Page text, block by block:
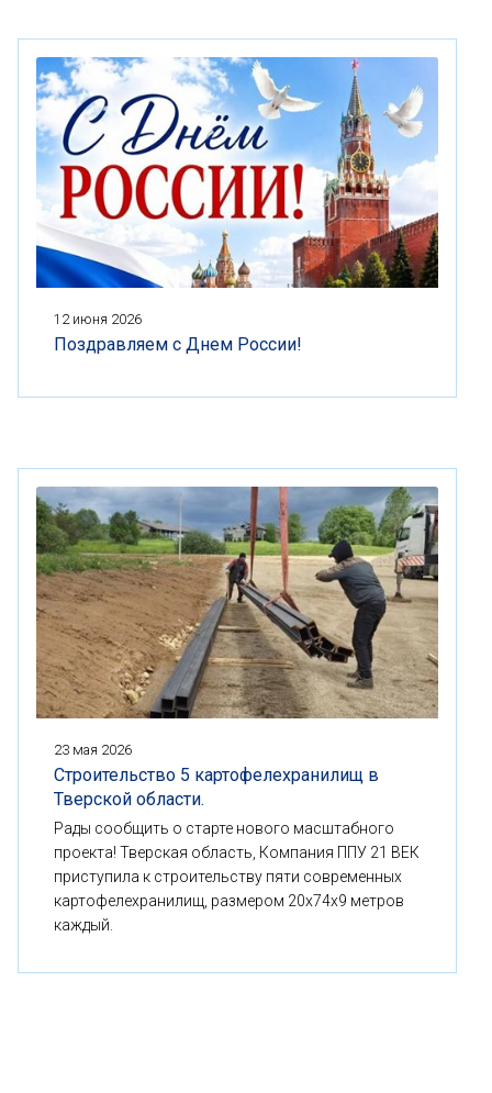
12 июня 2026
Поздравляем с Днем России!
23 мая 2026
Строительство 5 картофелехранилищ в
Тверской области.
Рады сообщить о старте нового масштабного
проекта! Тверская область, Компания ППУ 21 ВЕК
приступила к строительству пяти современных
картофелехранилищ, размером 20x74x9 метров
каждый.